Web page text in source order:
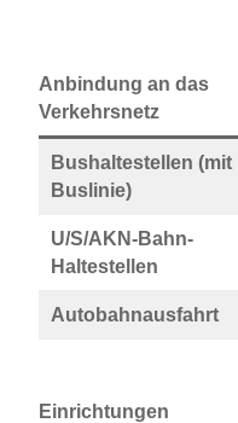
Anbindung an das
Verkehrsnetz
Bushaltestellen (mit
Buslinie)
U/S/AKN-Bahn-
Haltestellen
Autobahnausfahrt
Einrichtungen